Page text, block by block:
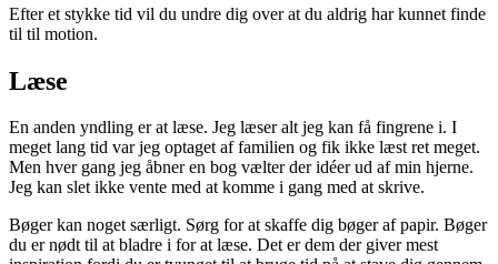
Efter et stykke tid vil du undre dig over at du aldrig har kunnet finde
til til motion.
Læse
En anden yndling er at læse. Jeg læser alt jeg kan få fingrene i. I
meget lang tid var jeg optaget af familien og fik ikke læst ret meget.
Men hver gang jeg åbner en bog vælter der idéer ud af min hjerne.
Jeg kan slet ikke vente med at komme i gang med at skrive.
Bøger kan noget særligt. Sørg for at skaffe dig bøger af papir. Bøger
du er nødt til at bladre i for at læse. Det er dem der giver mest